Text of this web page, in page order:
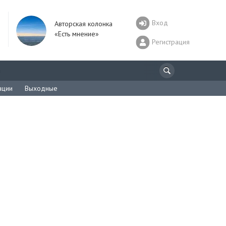
Авторская колонка
«Есть мнение»
Вход
Регистрация
Выходные